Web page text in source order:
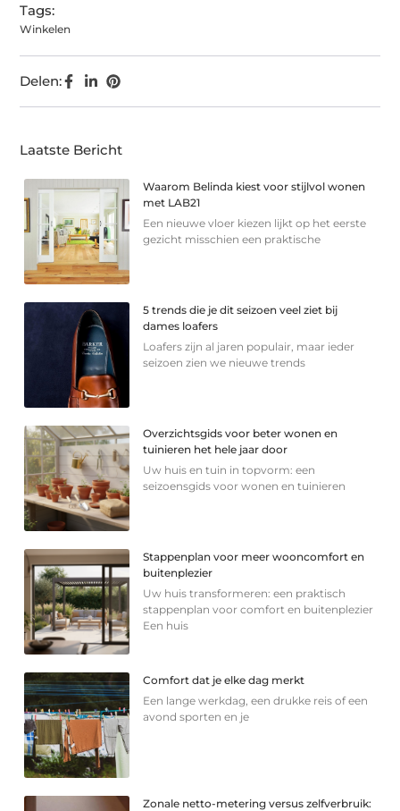
Tags:
Winkelen
Delen:
Laatste Bericht
Waarom Belinda kiest voor stijlvol wonen
met LAB21
Een nieuwe vloer kiezen lijkt op het eerste
gezicht misschien een praktische
5 trends die je dit seizoen veel ziet bij
dames loafers
Loafers zijn al jaren populair, maar ieder
seizoen zien we nieuwe trends
Overzichtsgids voor beter wonen en
tuinieren het hele jaar door
Uw huis en tuin in topvorm: een
seizoensgids voor wonen en tuinieren
Stappenplan voor meer wooncomfort en
buitenplezier
Uw huis transformeren: een praktisch
stappenplan voor comfort en buitenplezier
Een huis
Comfort dat je elke dag merkt
Een lange werkdag, een drukke reis of een
avond sporten en je
Zonale netto-metering versus zelfverbruik: